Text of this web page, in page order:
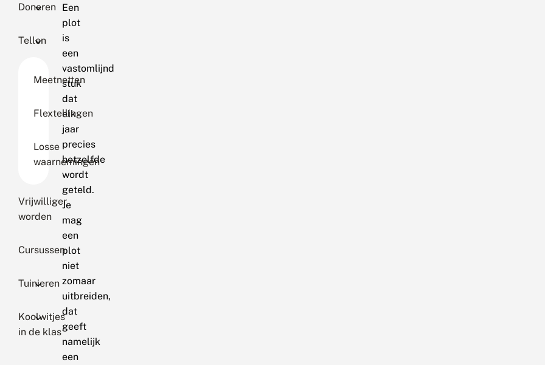
Doneren
Tellen
Meetnetten
Flextellingen
Losse
waarnemingen
Vrijwilliger
worden
Cursussen
Tuinieren
Koolwitjes
in de klas
Een
plot
is
een
vastomlijnd
stuk
dat
elk
jaar
precies
hetzelfde
wordt
geteld.
Je
mag
een
plot
niet
zomaar
uitbreiden,
dat
geeft
namelijk
een